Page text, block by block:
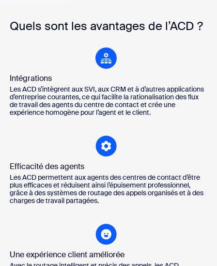
Quels sont les avantages de l’ACD ?
Intégrations
Les ACD s’intègrent aux SVI, aux CRM et à d’autres applications
d’entreprise courantes, ce qui facilite la rationalisation des flux
de travail des agents du centre de contact et crée une
expérience homogène pour l’agent et le client.
Efficacité des agents
Les ACD permettent aux agents des centres de contact d’être
plus efficaces et réduisent ainsi l’épuisement professionnel,
grâce à des systèmes de routage des appels organisés et à des
charges de travail partagées.
Une expérience client améliorée